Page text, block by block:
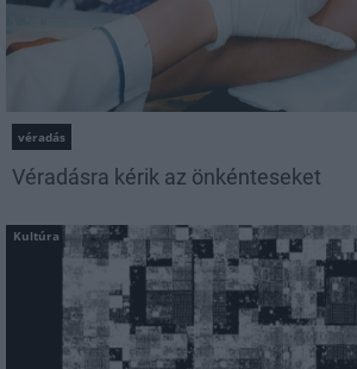
véradás
Véradásra kérik az önkénteseket
Kultúra